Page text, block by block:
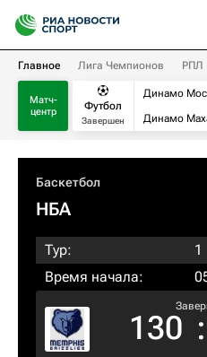
Главное Лига Чемпионов РПЛ
Матч-
центр
Футбол
Завершен
Динамо
Динамо
Баскетбол
НБА
Тур:
1
Время начала:
130 :